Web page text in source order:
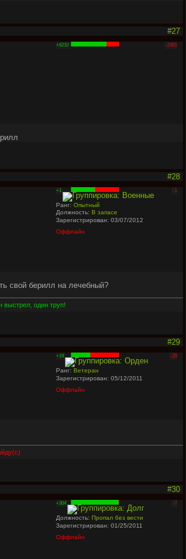
#27
+6210 -2361
#28
+1 -1
Ранг:Опытный
Должность: В запасе
Зарегистрирован: 03/07/2012
Оффлайн
свой берилл на лечебный?
выстрел, один труп!
#29
+19 -29
Ранг:Ветеран
Зарегистрирован: 05/12/2011
Оффлайн
#30
+304 -7
Должность:Пропал без вести
Зарегистрирован: 01/25/2011
Оффлайн